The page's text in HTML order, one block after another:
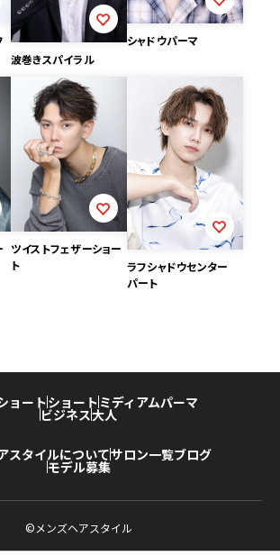
波巻きスパイラル
シャドウパーマ
ツイストフェザーショー
ト
ラフシャドウセンター
パート
ョートショート ミディアムパーマ
ビジネス大人
スタイルについてサロン一覧ブログ
モデル募集
©メンズヘアスタイル